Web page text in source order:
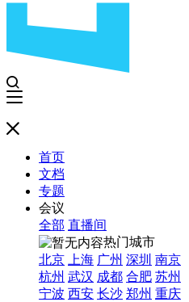
首页
文档
专题
会议
全部 直播间
热门城市
北京
上海 广州 深圳 南京
杭州 武汉 成都 合肥 苏州
宁波 西安 长沙 郑州 重庆